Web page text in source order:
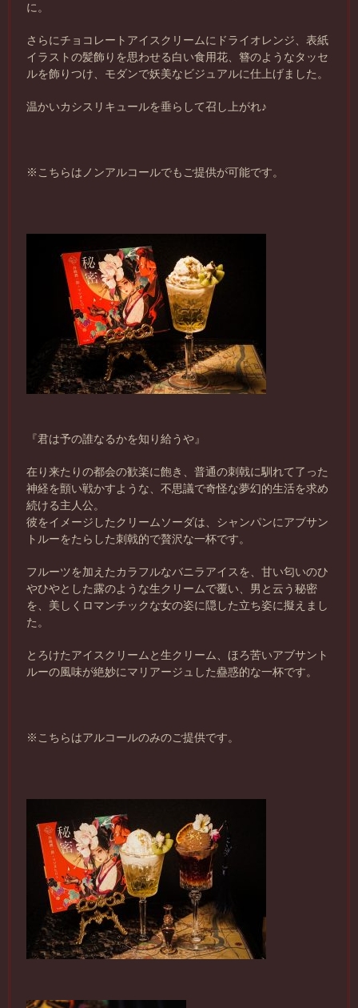
に。
さらにチョコレートアイスクリームにドライオレンジ、表紙
イラストの髪飾りを思わせる白い食用花、簪のようなタッセ
ルを飾りつけ、モダンで妖美なビジュアルに仕上げました。
温かいカシスリキュールを垂らして召し上がれ♪
※こちらはノンアルコールでもご提供が可能です。
『君は予の誰なるかを知り給うや』
在り来たりの都会の歓楽に飽き、普通の刺戟に馴れて了った
神経を顫い戦かすような、不思議で奇怪な夢幻的生活を求め
続ける主人公。
彼をイメージしたクリームソーダは、シャンパンにアブサン
トルーをたらした刺戟的で贅沢な一杯です。
フルーツを加えたカラフルなバニラアイスを、甘い匂いのひ
やひやとした露のような生クリームで覆い、男と云う秘密
を、美しくロマンチックな女の姿に隠した立ち姿に擬えまし
た。
とろけたアイスクリームと生クリーム、ほろ苦いアブサント
ルーの風味が絶妙にマリアージュした蠱惑的な一杯です。
※こちらはアルコールのみのご提供です。